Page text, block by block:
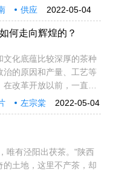
马互市"，在我国民族贸
地位，持续了一千余年，
2022-05-04
供应
普洱
生活
品种 地区
何走向辉煌的？
文化底蕴比较深厚的茶种
治的原因和产量、工艺等
改革开放以前，一直处
安化黑茶是如何走向辉
来了解一下！安化黑茶历
2022-05-04
左宗棠
成吉
成吉思汗
唯有泾阳出茯茶。"陕西
的土地，这里不产茶，却